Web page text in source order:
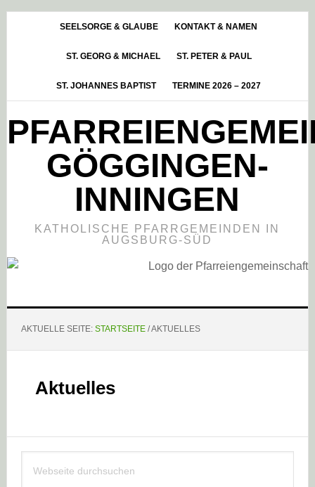
HauptsidebarSEELSORGE & GLAUBE KONTAKT & NAMEN
ST. GEORG & MICHAEL ST. PETER & PAUL
ST. JOHANNES BAPTIST TERMINE 2026 – 2027
GÖGGINGEN-
INNINGEN
KATHOLISCHE PFARRGEMEINDEN IN
AUGSBURG-SÜD
AKTUELLE SEITE: STARTSEITE /AKTUELLES
Aktuelles
Haupt-
Sidebar
durchsuchen